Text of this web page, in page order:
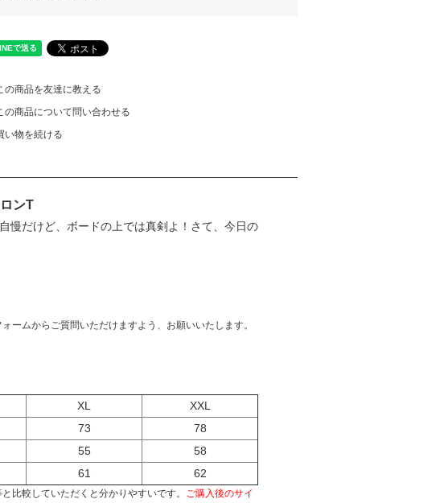
の商品を友達に教える
の商品について問い合わせる
い物を続ける
ンT
慢だけど、ボードの上では真剣よ！さて、今日の
ムからご質問いただけますよう、お願いいたします。
XL
XXL
73
78
55
58
61 62
比較していただくと分かりやすいです。 ご購入後のサイ